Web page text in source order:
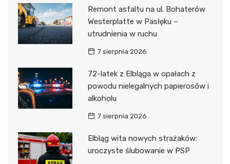
Remont asfaltu na ul. Bohaterów
Westerplatte w Pasłęku –
utrudnienia w ruchu
7 sierpnia 2026
72-latek z Elbląga w opałach z
powodu nielegalnych papierosów i
alkoholu
7 sierpnia 2026
Elbląg wita nowych strażaków:
uroczyste ślubowanie w PSP